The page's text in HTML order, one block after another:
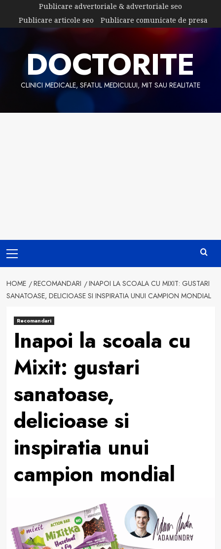
content
Publicare advertoriale & advertoriale seo
Publicare articole seo
Publicare comunicate de presa
DOCTORITE
CLINICI MEDICALE, SFATUL MEDICULUI, MIT SAU REALITATE
Menu
HOME RECOMANDARI
INAPOI LA SCOALA CU MIXIT: GUSTARI
SANATOASE, DELICIOASE SI INSPIRATIA UNUI CAMPION MONDIAL
Recomandari
Inapoi la scoala cu
Mixit: gustari
sanatoase,
delicioase si
inspiratia unui
campion mondial